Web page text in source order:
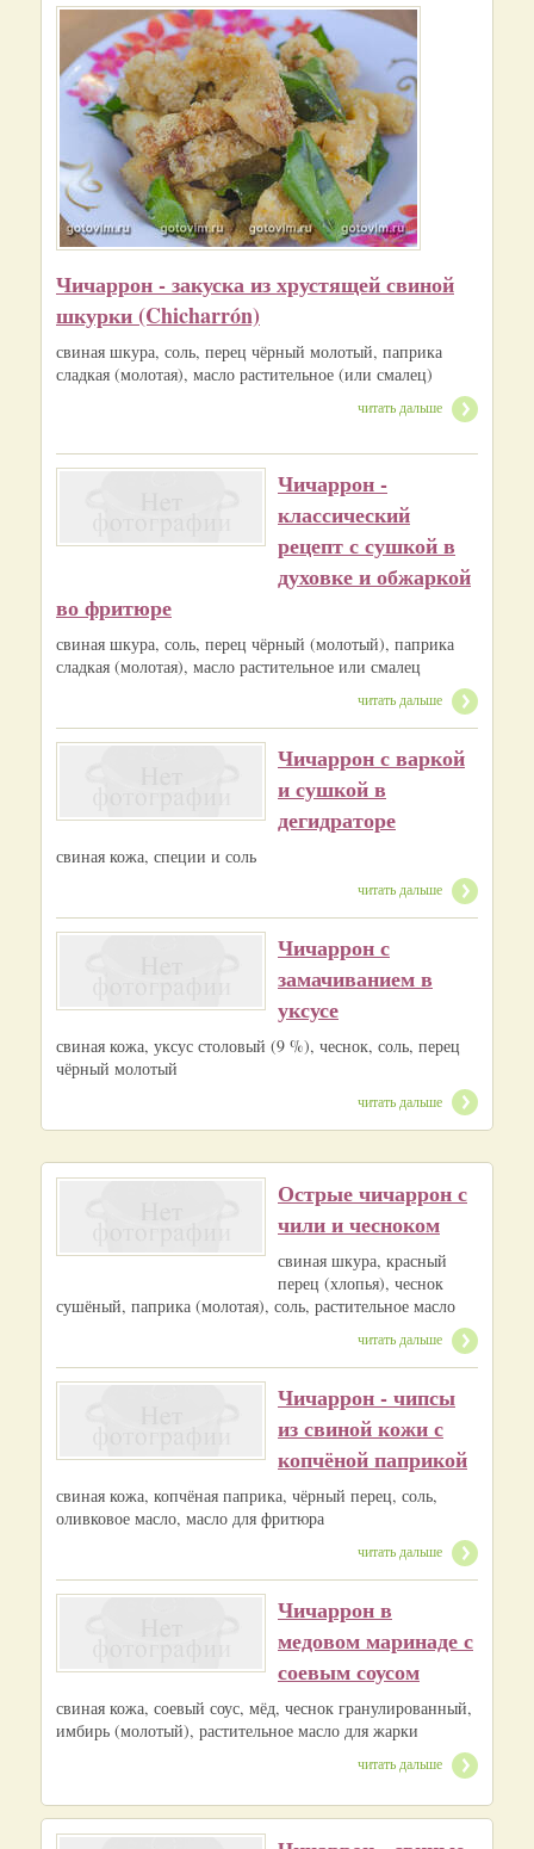
Чичаррон - закуска из хрустящей свиной
шкурки (Chicharrón)
свиная шкура, соль, перец чёрный молотый, паприка
сладкая (молотая), масло растительное (или смалец)
читать дальше
Чичаррон -
классический
рецепт с сушкой в
духовке и обжаркой
во фритюре
свиная шкура, соль, перец чёрный (молотый), паприка
сладкая (молотая), масло растительное или смалец
читать дальше
Чичаррон с варкой
и сушкой в
дегидраторе
свиная кожа, специи и соль
читать дальше
Чичаррон с
замачиванием в
уксусе
свиная кожа, уксус столовый (9 %), чеснок, соль, перец
чёрный молотый
читать дальше
Острые чичаррон с
чили и чесноком
свиная шкура, красный
перец (хлопья), чеснок
сушёный, паприка (молотая), соль, растительное масло
читать дальше
Чичаррон - чипсы
из свиной кожи с
копчёной паприкой
свиная кожа, копчёная паприка, чёрный перец, соль,
оливковое масло, масло для фритюра
читать дальше
Чичаррон в
медовом маринаде с
соевым соусом
свиная кожа, соевый соус, мёд, чеснок гранулированный,
имбирь (молотый), растительное масло для жарки
читать дальше